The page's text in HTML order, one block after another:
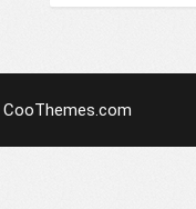
CooThemes.com